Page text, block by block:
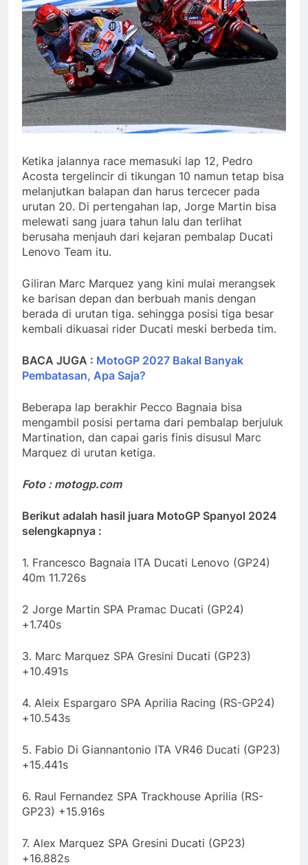
Ketika jalannya race memasuki lap 12, Pedro
Acosta tergelincir di tikungan 10 namun tetap bisa
melanjutkan balapan dan harus tercecer pada
urutan 20. Di pertengahan lap, Jorge Martin bisa
melewati sang juara tahun lalu dan terlihat
berusaha menjauh dari kejaran pembalap Ducati
Lenovo Team itu.
Giliran Marc Marquez yang kini mulai merangsek
ke barisan depan dan berbuah manis dengan
berada di urutan tiga. sehingga posisi tiga besar
kembali dikuasai rider Ducati meski berbeda tim.
BACA JUGA : MotoGP 2027 Bakal Banyak
Pembatasan, Apa Saja?
Beberapa lap berakhir Pecco Bagnaia bisa
mengambil posisi pertama dari pembalap berjuluk
Martination, dan capai garis finis disusul Marc
Marquez di urutan ketiga.
Foto : motogp.com
Berikut adalah hasil juara MotoGP Spanyol 2024
selengkapnya :
1. Francesco Bagnaia ITA Ducati Lenovo (GP24)
40m 11.726s
2 Jorge Martin SPA Pramac Ducati (GP24)
+1.740s
3. Marc Marquez SPA Gresini Ducati (GP23)
+10.491s
4. Aleix Espargaro SPA Aprilia Racing (RS-GP24)
+10.543s
5. Fabio Di Giannantonio ITA VR46 Ducati (GP23)
+15.441s
6. Raul Fernandez SPA Trackhouse Aprilia (RS-
GP23) +15.916s
7. Alex Marquez SPA Gresini Ducati (GP23)
+16.882s